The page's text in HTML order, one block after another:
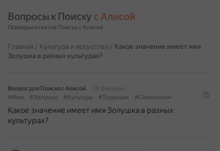
Вопросы к Поиску с Алисой
Примеры ответов Поиска с Алисой
Главная / Культура и искусство / Какое значение имеет имя
Золушка в разных культурах?
Вопрос для Поиска с Алисой
28 февраля
#Имя
#Золушка #Культура #Традиции #Символизм
Какое значение имеет имя Золушка в разных
культурах?